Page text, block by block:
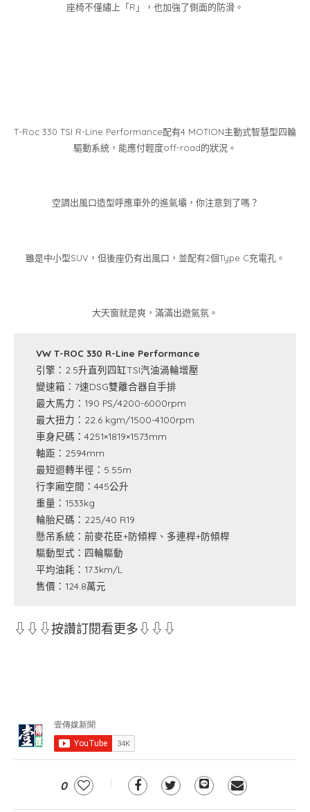
座椅不僅繡上「R」，也加強了側面的防滑。
T-Roc 330 TSI R-Line Performance配有4 MOTION主動式智慧型四輪
驅動系統，能應付輕度off-road的狀況。
空調出風口造型呼應車外的進氣壩，你注意到了嗎？
雖是中小型SUV，但後座仍有出風口，並配有2個Type C充電孔。
大天窗就是爽，滿滿出遊氣氛。
VW T-ROC 330 R-Line Performance
引擎：2.5升直列四缸TSI汽油渦輪增壓
變速箱：7速DSG雙離合器自手排
最大馬力：190 PS/4200-6000rpm
最大扭力：22.6 kgm/1500-4100rpm
車身尺碼：4251×1819×1573mm
軸距：2594mm
最短迴轉半徑：5.55m
行李廂空間：445公升
重量：1533kg
輪胎尺碼：225/40 R19
懸吊系統：前麥花臣+防傾桿、多連桿+防傾桿
驅動型式：四輪驅動
平均油耗：17.3km/L
售價：124.8萬元
⇩⇩⇩按讚訂閱看更多⇩⇩⇩
0